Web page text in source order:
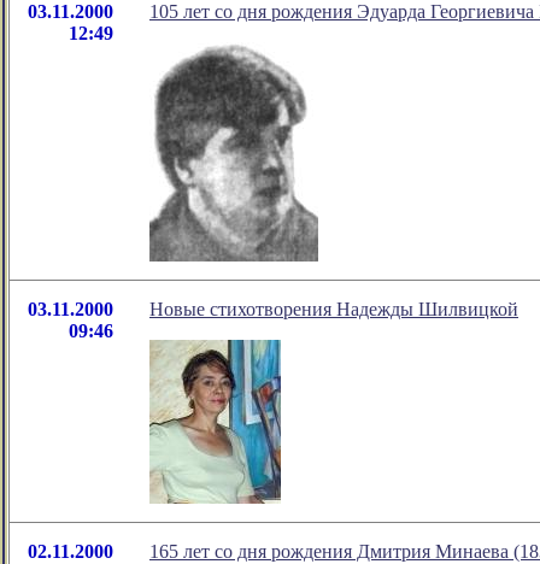
03.11.2000
12:49
105 лет со дня рождения Эдуарда
03.11.2000
09:46
Новые стихотворения Надежды Шилвицкой
02.11.2000
165 лет со дня рождения Дмитрия Минаева